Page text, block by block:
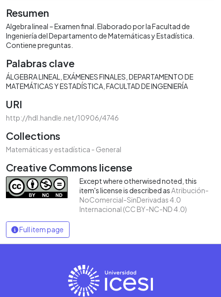
Resumen
Algebra lineal – Examen final. Elaborado por la Facultad de
Ingeniería del Departamento de Matemáticas y Estadística.
Contiene preguntas.
Palabras clave
ÁLGEBRA LINEAL EXÁMENES FINALES DEPARTAMENTO DE
MATEMÁTICAS Y ESTADÍSTICA FACULTAD DE INGENIERÍA
URI
http://hdl.handle.net/10906/4746
Collections
Matemáticas y estadística - General
Creative Commons license
Except where otherwised noted, this
item's license is described asAtribución-
NoComercial-SinDerivadas 4.0
Internacional (CC BY-NC-ND 4.0)
Full item page